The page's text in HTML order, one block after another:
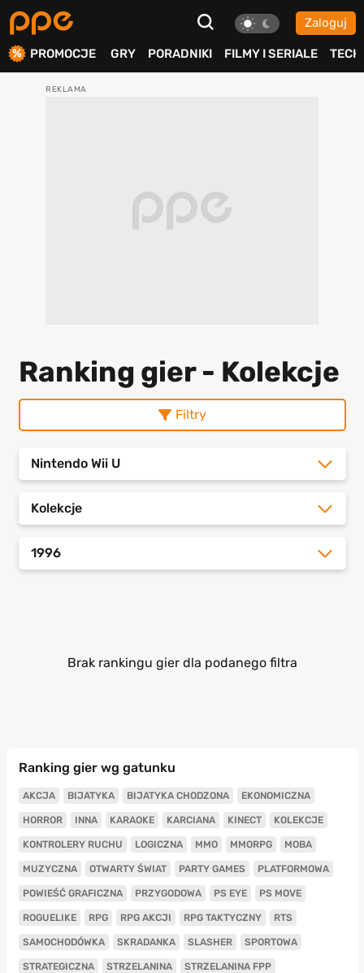
Zaloguj
PROMOCJE GRY PORADNIKI FILMY I SERIALE TECH
Ranking gier - Kolekcje
Filtry
Nintendo Wii U
Kolekcje
1996
Brak rankingu gier dla podanego filtra
Ranking gier wg gatunku
AKCJA BIJATYKA BIJATYKA CHODZONA EKONOMICZNA
HORROR INNA KARAOKE KARCIANA KINECT KOLEKCJE
KONTROLERY RUCHU LOGICZNA MMO MMORPG MOBA
MUZYCZNA OTWARTY ŚWIAT PARTY GAMES PLATFORMOWA
POWIEŚĆ GRAFICZNA PRZYGODOWA PS EYE PS MOVE
ROGUELIKE RPG RPG AKCJI RPG TAKTYCZNY RTS
SAMOCHODÓWKA SKRADANKA SLASHER SPORTOWA
STRATEGICZNA STRZELANINA STRZELANINA FPP